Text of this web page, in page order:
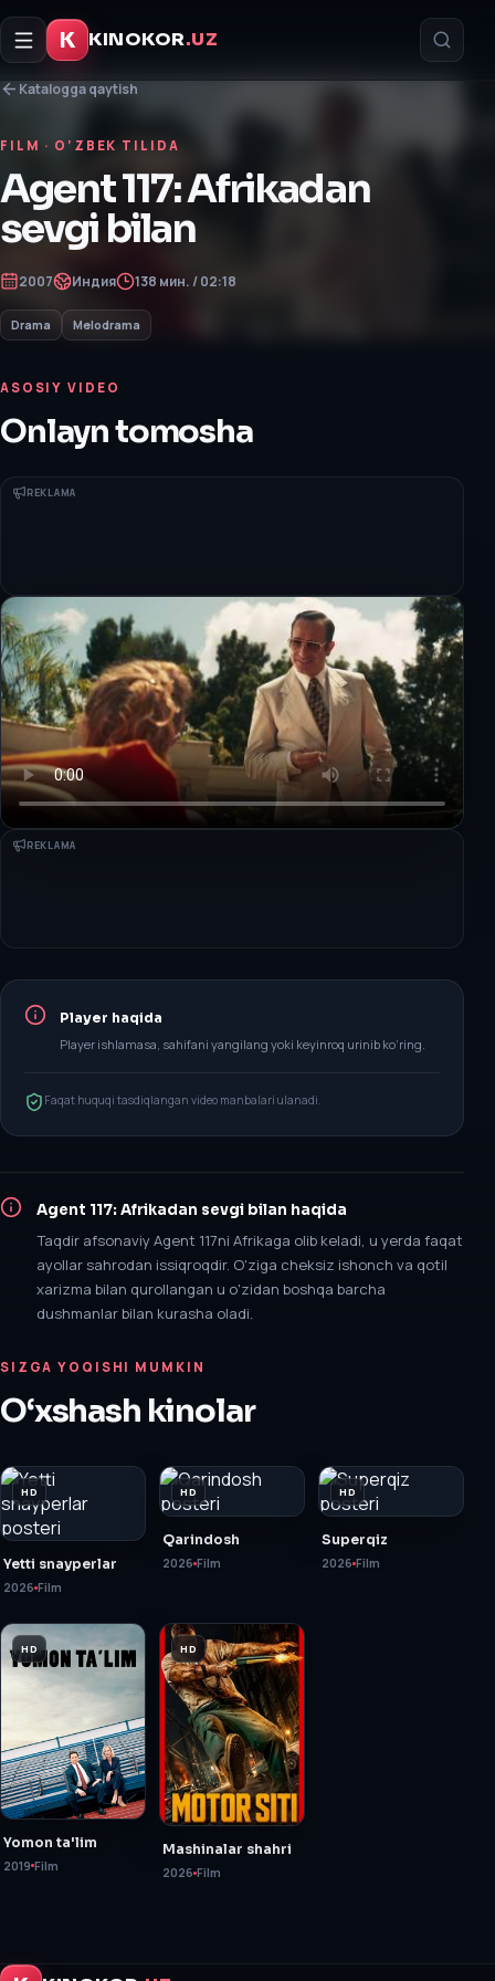
K KINOKOR.UZ
Katalogga qaytish
FILM · O‘ZBEK TILIDA
Agent 117: Afrikadan
sevgi bilan
2007 Индия 138 мин. / 02:18
Drama Melodrama
ASOSIY VIDEO
Onlayn tomosha
REKLAMA
REKLAMA
Player haqida
Player ishlamasa, sahifani yangilang yoki keyinroq urinib ko‘ring.
Faqat huquqi tasdiqlangan video manbalari ulanadi.
Agent 117: Afrikadan sevgi bilan haqida
Taqdir afsonaviy Agent 117ni Afrikaga olib keladi, u yerda faqat
ayollar sahrodan issiqroqdir. O'ziga cheksiz ishonch va qotil
xarizma bilan qurollangan u o'zidan boshqa barcha
dushmanlar bilan kurasha oladi.
SIZGA YOQISHI MUMKIN
O‘xshash kinolar
HD
Yetti snayperlar
2026 Film
HD
Qarindosh
2026 Film
HD
Superqiz
2026 Film
HD
Yomon ta'lim
2019 Film
HD
Mashinalar shahri
2026 Film